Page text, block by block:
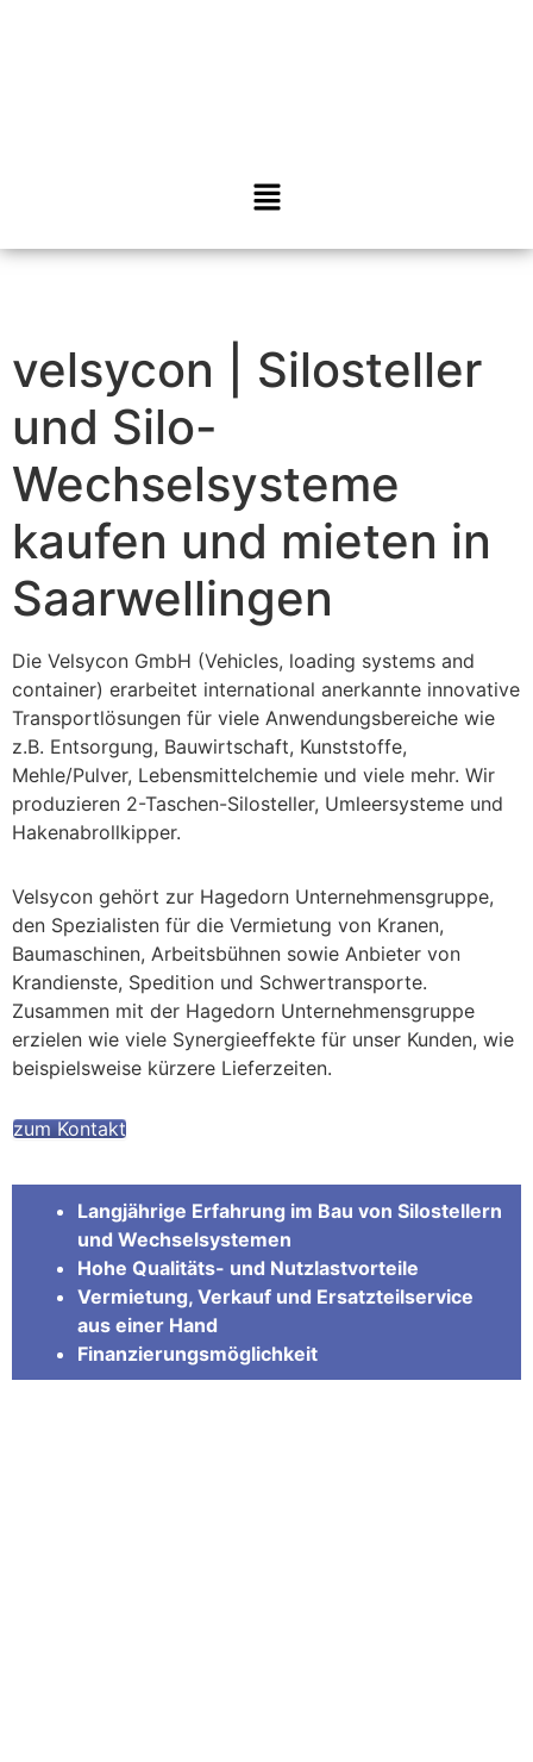
velsycon | Silosteller
und Silo-
Wechselsysteme
kaufen und mieten in
Saarwellingen
Die Velsycon GmbH (Vehicles, loading systems and
container) erarbeitet international anerkannte innovative
Transportlösungen für viele Anwendungsbereiche wie
z.B. Entsorgung, Bauwirtschaft, Kunststoffe,
Mehle/Pulver, Lebensmittelchemie und viele mehr. Wir
produzieren 2-Taschen-Silosteller, Umleersysteme und
Hakenabrollkipper.
Velsycon gehört zur Hagedorn Unternehmensgruppe,
den Spezialisten für die Vermietung von Kranen,
Baumaschinen, Arbeitsbühnen sowie Anbieter von
Krandienste, Spedition und Schwertransporte.
Zusammen mit der Hagedorn Unternehmensgruppe
erzielen wie viele Synergieeffekte für unser Kunden, wie
beispielsweise kürzere Lieferzeiten.
zum Kontakt
Langjährige Erfahrung im Bau von Silostellern
und Wechselsystemen
Hohe Qualitäts- und Nutzlastvorteile
Vermietung, Verkauf und Ersatzteilservice
aus einer Hand
Finanzierungsmöglichkeit